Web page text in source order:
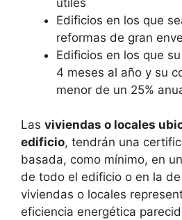
Edificios en los que
reformas de gran
Edificios en los que
4 meses al año y su
menor de un 25%
Las viviendas o locales
edificio, tendrán una
basada, como mínimo, en
de todo el edificio o en la
viviendas o locales
eficiencia energética